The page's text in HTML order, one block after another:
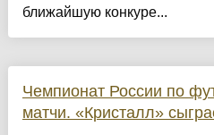
ближайшую конкуре...
Чемпионат России по
матчи. «Кристалл»